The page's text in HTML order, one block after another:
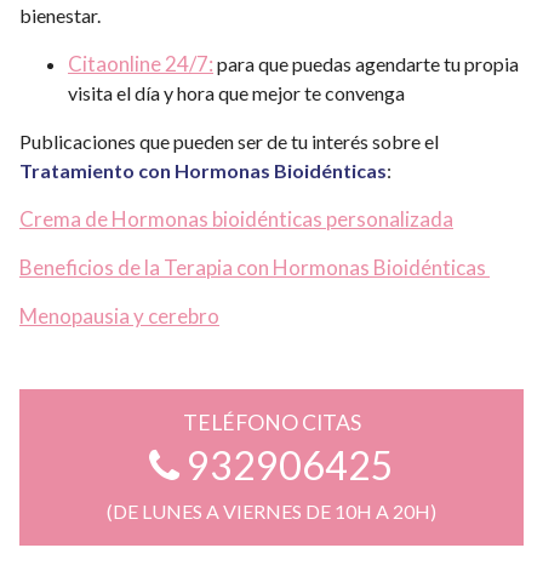
bienestar.
Citaonline 24/7: para que puedas agendarte tu propia
visita el día y hora que mejor te convenga
Publicaciones que pueden ser de tu interés sobre el
Tratamiento con Hormonas Bioidénticas:
Crema de Hormonas bioidénticas personalizada
Beneficios de la Terapia con Hormonas Bioidénticas
Menopausia y cerebro
TELÉFONO CITAS
932906425
(DE LUNES A VIERNES DE 10H A 20H)